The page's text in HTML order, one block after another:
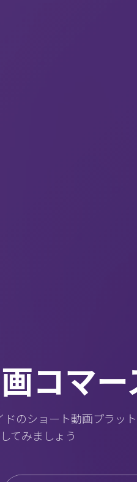
コマー
のショート動画プラット
てみましょう